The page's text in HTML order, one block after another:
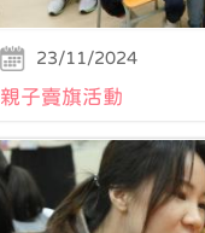
23/11/2024
親子賣旗活動